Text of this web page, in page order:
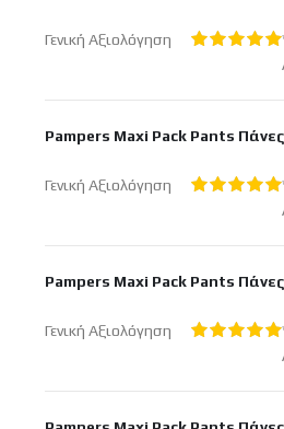
Γενική Αξιολόγηση
Pampers Maxi Pack Pants
Γενική Αξιολόγηση
Pampers Maxi Pack Pants
Γενική Αξιολόγηση